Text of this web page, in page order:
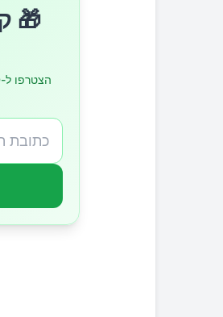
תתחילו לאכול
חטיפים ללא